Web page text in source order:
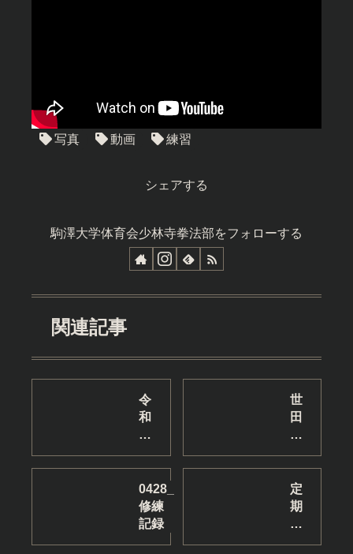
写真 動画 練習
シェアする
駒澤大学体育会少林寺拳法部をフォローする
関連記事
令
和
3
度
幹
部
交
世
田
谷
民
ス
ポ
0428_
修練
記録
定
期
練